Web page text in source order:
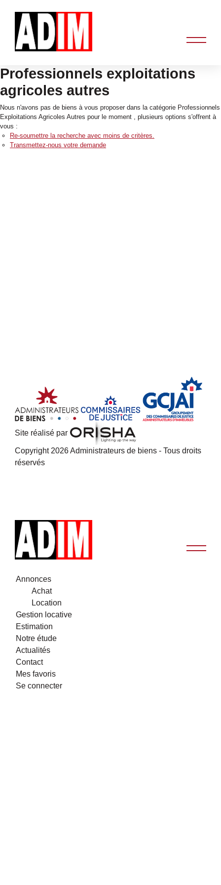
Professionnels exploitations
agricoles autres
Nous n'avons pas de biens à vous proposer dans la catégorie Professionnels
Exploitations Agricoles Autres pour le moment , plusieurs options s'offrent à
vous :
Re-soumettre la recherche avec moins de critères.
Transmettez-nous votre demande
Site réalisé par
Copyright 2026 Administrateurs de biens - Tous droits
réservés
Annonces
Achat
Location
Gestion locative
Estimation
Notre étude
Actualités
Contact
Mes favoris
Se connecter